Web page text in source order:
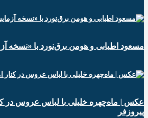
مسعود اطیابی و هومن برق‌نورد با «نسخه
عکس | ماه‌چهره خلیلی با لباس عروس در
پیروزفر